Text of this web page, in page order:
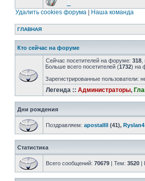
Удалить cookies форума Наша команда
ГЛАВНАЯ
Кто сейчас на форуме
Сейчас посетителей на форуме: 318
Больше всего посетителей (1732) на
Зарегистрированные пользователи:
Легенда :: Администраторы,
Дни рождения
Поздравляем: apostallll (41), Ryslan4
Статистика
Всего сообщений: 70679 | Тем: 3520 |